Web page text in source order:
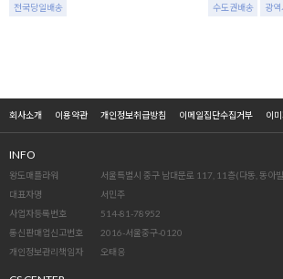
전국당일배송 수도권배송 광
회사소개 이용약관 개인정보취급방침 이메일집단수집거부 이
INFO
왕도매플라워
서울특별시 중구 남대문로 117, 11층(다동, 동아
대표자명
서민주
사업자등록번호
514-81-78952
통신판매업신고번호
2016-서울중구-0120
개인정보관리책임자
오태응